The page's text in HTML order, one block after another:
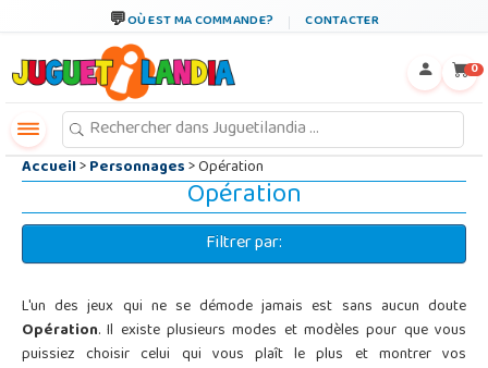
OÙ EST MA COMMANDE? CONTACTER
0
Accueil>Personnages> Opération
Opération
Filtrer par:
L'un des jeux qui ne se démode jamais est sans aucun doute
Opération. Il existe plusieurs modes et modèles pour que vous
puissiez choisir celui qui vous plaît le plus et montrer vos